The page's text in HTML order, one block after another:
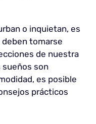
o inquietan, es
tomarse
de nuestra
sueños son
es posible
prácticos